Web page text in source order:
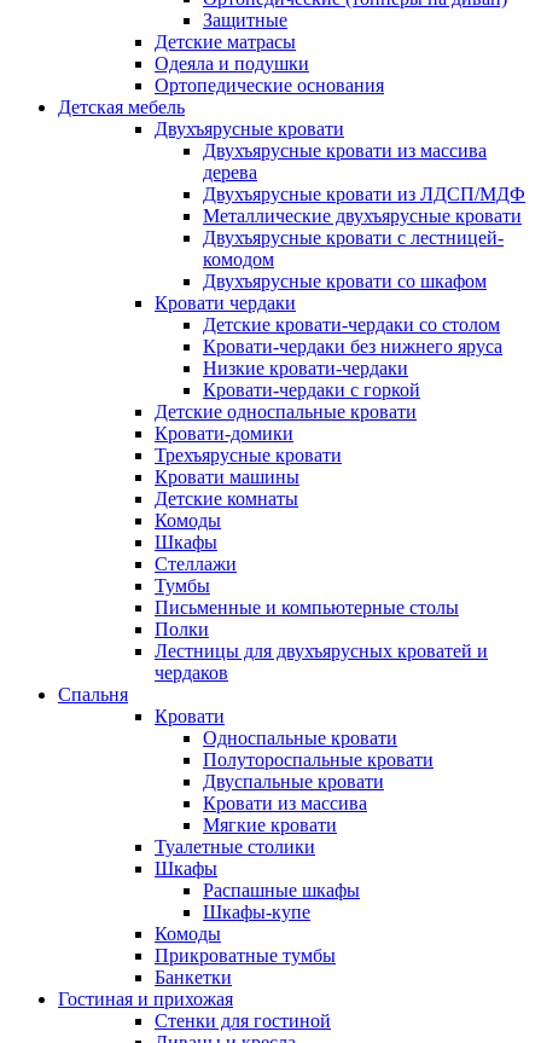
Защитные
Детские матрасы
Одеяла и подушки
Ортопедические основания
Детская мебель
Двухъярусные кровати
Двухъярусные кровати из массива
дерева
Двухъярусные кровати из ЛДСП/МДФ
Металлические двухъярусные кровати
Двухъярусные кровати с лестницей-
комодом
Двухъярусные кровати со шкафом
Кровати чердаки
Детские кровати-чердаки со столом
Кровати-чердаки без нижнего яруса
Низкие кровати-чердаки
Кровати-чердаки с горкой
Детские односпальные кровати
Кровати-домики
Трехъярусные кровати
Кровати машины
Детские комнаты
Комоды
Шкафы
Стеллажи
Тумбы
Письменные и компьютерные столы
Полки
Лестницы для двухъярусных кроватей и
чердаков
Спальня
Кровати
Односпальные кровати
Полутороспальные кровати
Двуспальные кровати
Кровати из массива
Мягкие кровати
Туалетные столики
Шкафы
Распашные шкафы
Шкафы-купе
Комоды
Прикроватные тумбы
Банкетки
Гостиная и прихожая
Стенки для гостиной